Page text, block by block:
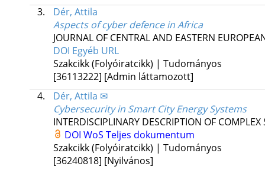
3.
Dér, Attila
Aspects of cyber defence in Africa
JOURNAL OF CENTRAL AND EASTERN
DOI Egyéb URL
Szakcikk (Folyóiratcikk) | Tudományos
[36113222] [Admin láttamozott]
4.
Dér, Attila ✉
Cybersecurity in Smart City Energy Systems
INTERDISCIPLINARY DESCRIPTION OF COMPLEX
DOI WoS Teljes dokumentum
Szakcikk (Folyóiratcikk) | Tudományos
[36240818] [Nyilvános]